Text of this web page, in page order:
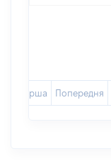
Перша Попередня